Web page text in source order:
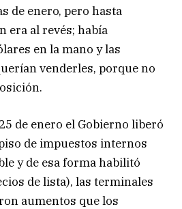
de enero, pero hasta
era al revés; había
en la mano y las
venderles, porque no
de enero el Gobierno liberó
de impuestos internos
y de esa forma habilitó
de lista), las terminales
aumentos que los